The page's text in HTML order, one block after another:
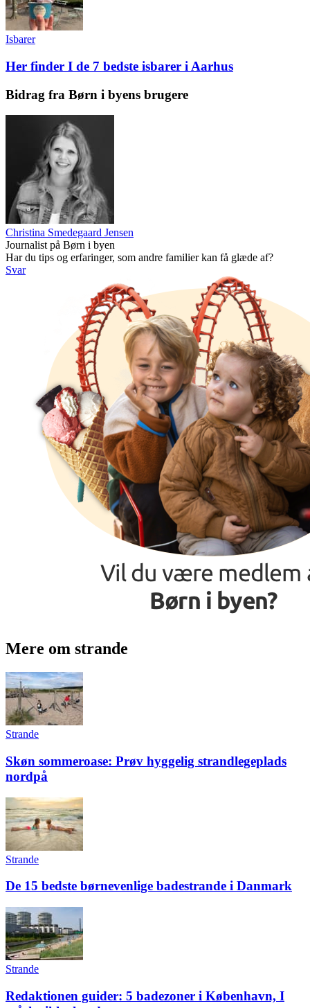
Isbarer
Her finder I de 7 bedste isbarer i Aarhus
Bidrag fra Børn i byens brugere
Christina Smedegaard Jensen
Journalist på Børn i byen
Har du tips og erfaringer, som andre familier kan få glæde af?
Svar
Mere om strande
Strande
Skøn sommeroase: Prøv hyggelig strandlegeplads
nordpå
Strande
De 15 bedste børnevenlige badestrande i Danmark
Strande
Redaktionen guider: 5 badezoner i København, I